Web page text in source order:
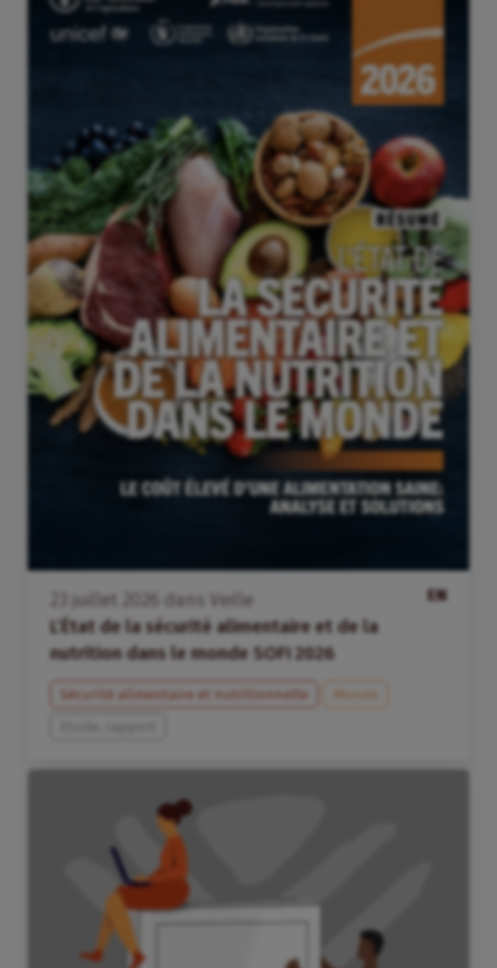
EN
juillet dans
Veille
L’État de la sécurité alimentaire et de la
nutrition dans le monde SOFI 2026
Sécurité alimentaire et nutritionnelle
Monde